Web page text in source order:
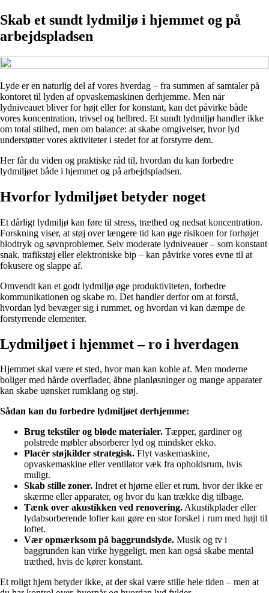
Skab et sundt lydmiljø i hjemmet og på
arbejdspladsen
Lyde er en naturlig del af vores hverdag – fra summen af samtaler på
kontoret til lyden af opvaskemaskinen derhjemme. Men når
lydniveauet bliver for højt eller for konstant, kan det påvirke både
vores koncentration, trivsel og helbred. Et sundt lydmiljø handler ikke
om total stilhed, men om balance: at skabe omgivelser, hvor lyd
understøtter vores aktiviteter i stedet for at forstyrre dem.
Her får du viden og praktiske råd til, hvordan du kan forbedre
lydmiljøet både i hjemmet og på arbejdspladsen.
Hvorfor lydmiljøet betyder noget
Et dårligt lydmiljø kan føre til stress, træthed og nedsat koncentration.
Forskning viser, at støj over længere tid kan øge risikoen for forhøjet
blodtryk og søvnproblemer. Selv moderate lydniveauer – som konstant
snak, trafikstøj eller elektroniske bip – kan påvirke vores evne til at
fokusere og slappe af.
Omvendt kan et godt lydmiljø øge produktiviteten, forbedre
kommunikationen og skabe ro. Det handler derfor om at forstå,
hvordan lyd bevæger sig i rummet, og hvordan vi kan dæmpe de
forstyrrende elementer.
Lydmiljøet i hjemmet – ro i hverdagen
Hjemmet skal være et sted, hvor man kan koble af. Men moderne
boliger med hårde overflader, åbne planløsninger og mange apparater
kan skabe uønsket rumklang og støj.
Sådan kan du forbedre lydmiljøet derhjemme:
Brug tekstiler og bløde materialer. Tæpper, gardiner og
polstrede møbler absorberer lyd og mindsker ekko.
Placér støjkilder strategisk. Flyt vaskemaskine,
opvaskemaskine eller ventilator væk fra opholdsrum, hvis
muligt.
Skab stille zoner. Indret et hjørne eller et rum, hvor der ikke er
skærme eller apparater, og hvor du kan trække dig tilbage.
Tænk over akustikken ved renovering.Akustikplader eller
lydabsorberende lofter kan gøre en stor forskel i rum med højt til
loftet.
Vær opmærksom på baggrundslyde. Musik og tv i
baggrunden kan virke hyggeligt, men kan også skabe mental
træthed, hvis de kører konstant.
Et roligt hjem betyder ikke, at der skal være stille hele tiden – men at